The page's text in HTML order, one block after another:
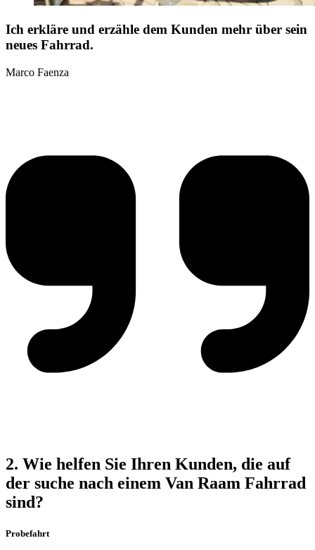
Ich erkläre und erzähle dem Kunden mehr über sein
neues Fahrrad.
Marco Faenza
2. Wie helfen Sie Ihren Kunden, die auf
der suche nach einem Van Raam Fahrrad
sind?
Probefahrt